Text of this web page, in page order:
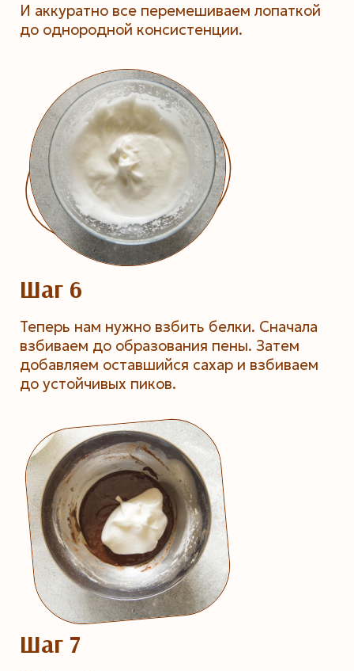
И аккуратно все перемешиваем лопаткой
до однородной консистенции.
Шаг 6
Теперь нам нужно взбить белки. Сначала
взбиваем до образования пены. Затем
добавляем оставшийся сахар и взбиваем
до устойчивых пиков.
Шаг 7